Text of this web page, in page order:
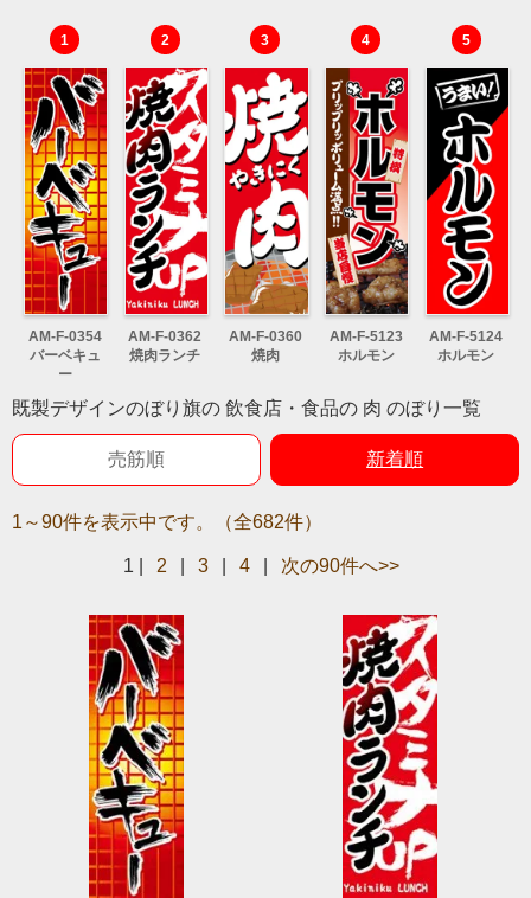
1
AM-F-0354
バーベキュ
ー
2
AM-F-0362
焼肉ランチ
3
AM-F-0360
焼肉
4
AM-F-5123
ホルモン
5
AM-F-5124
ホルモン
既製デザインのぼり旗の 飲食店・食品の 肉 のぼり一覧
売筋順 新着順
1～90件を表示中です。（全682件）
1 2 3 4 次の90件へ>>